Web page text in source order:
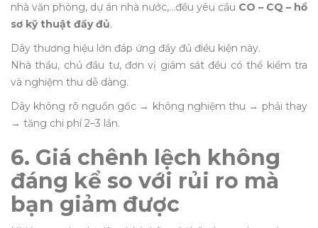
nhà văn phòng, dự án nhà nước,…đều yêu cầu CO – CQ – hồ
sơ kỹ thuật đầy đủ.
Dây thương hiệu lớn đáp ứng đầy đủ điều kiện này.
Nhà thầu, chủ đầu tư, đơn vị giám sát đều có thể kiểm tra
và nghiệm thu dễ dàng.
Dây không rõ nguồn gốc → không nghiệm thu → phải thay
→ tăng chi phí 2–3 lần.
6. Giá chênh lệch không
đáng kể so với rủi ro mà
bạn giảm được